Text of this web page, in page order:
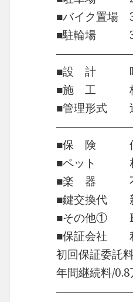
■バイク置場
■駐輪場
■設 計 叶
■施 工 株
■管理形式
■保 険 借家
■ペット 相
■楽 器
■鍵交換代
■その他①
■保証会社 利
初回保証委託
年間継続料/